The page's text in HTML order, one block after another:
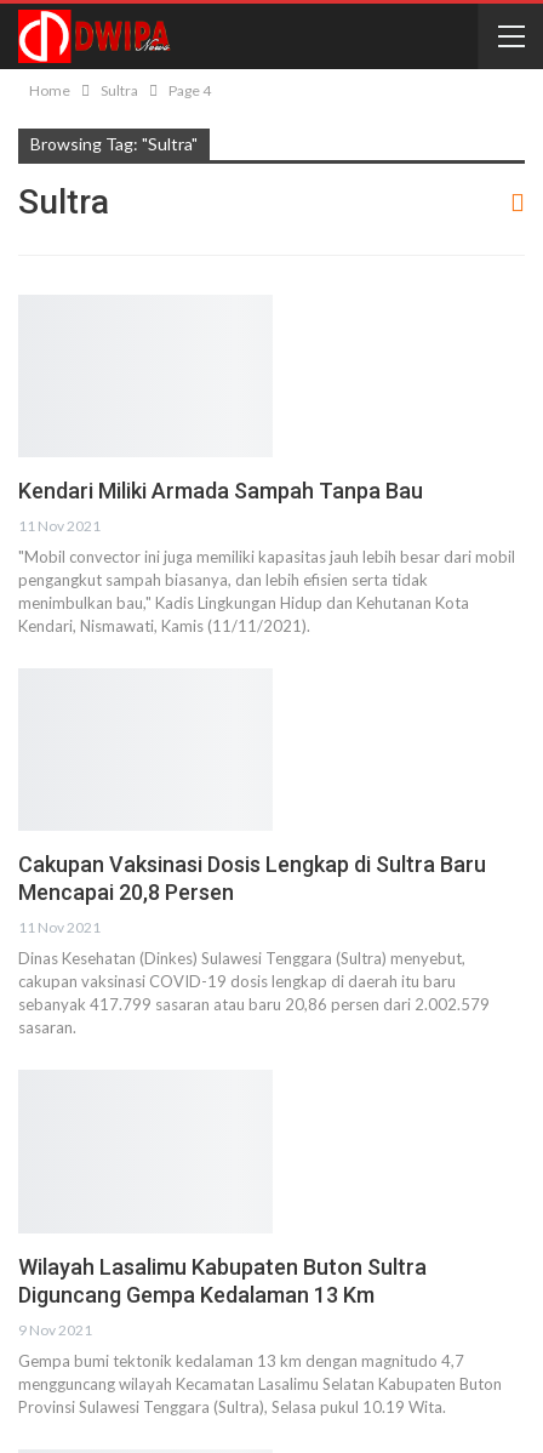
Home Sultra Page 4
Browsing Tag: "Sultra"
Sultra
Kendari Miliki Armada Sampah Tanpa Bau
11 Nov 2021
"Mobil convector ini juga memiliki kapasitas jauh lebih besar dari mobil
pengangkut sampah biasanya, dan lebih efisien serta tidak
menimbulkan bau," Kadis Lingkungan Hidup dan Kehutanan Kota
Kendari, Nismawati, Kamis (11/11/2021).
Cakupan Vaksinasi Dosis Lengkap di Sultra Baru
Mencapai 20,8 Persen
11 Nov 2021
Dinas Kesehatan (Dinkes) Sulawesi Tenggara (Sultra) menyebut,
cakupan vaksinasi COVID-19 dosis lengkap di daerah itu baru
sebanyak 417.799 sasaran atau baru 20,86 persen dari 2.002.579
sasaran.
Wilayah Lasalimu Kabupaten Buton Sultra
Diguncang Gempa Kedalaman 13 Km
9 Nov 2021
Gempa bumi tektonik kedalaman 13 km dengan magnitudo 4,7
mengguncang wilayah Kecamatan Lasalimu Selatan Kabupaten Buton
Provinsi Sulawesi Tenggara (Sultra), Selasa pukul 10.19 Wita.